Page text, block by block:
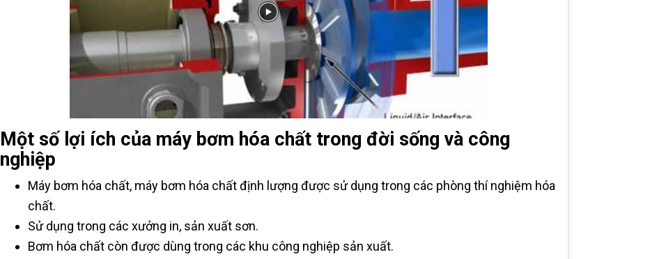
Một số lợi ích của máy bơm hóa chất trong đời sống và công
nghiệp
Máy bơm hóa chất, máy bơm hóa chất định lượng được sử dụng trong các phòng thí nghiệm hóa
chất.
Sử dụng trong các xưởng in, sản xuất sơn.
Bơm hóa chất còn được dùng trong các khu công nghiệp sản xuất.